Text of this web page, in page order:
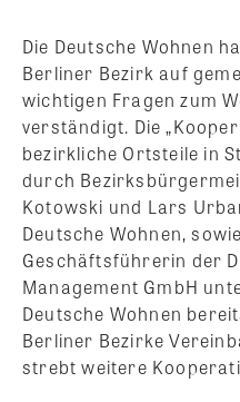
Die Deutsche Wohnen
Berliner Bezirk auf
wichtigen Fragen zum
verständigt. Die
bezirkliche Ortsteile in
durch
Kotowski und Lars
Deutsche Wohnen,
Geschäftsführerin der
Management GmbH
Deutsche Wohnen
Berliner Bezirke
strebt weitere